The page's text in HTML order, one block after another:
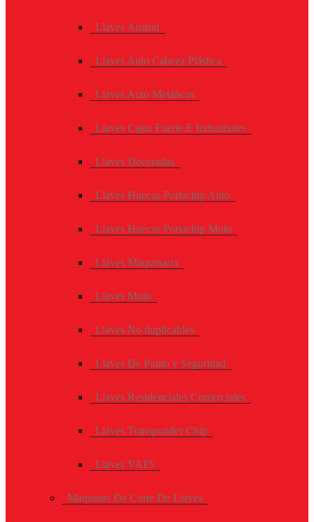
Llaves Austral
Llaves Auto Cabeza Plástica
Llaves Auto Metálicas
Llaves Cajas Fuerte E Industriales
Llaves Decoradas
Llaves Huecas Portachip Auto
Llaves Huecas Portachip Moto
Llaves Maquinaria
Llaves Moto
Llaves No duplicables
Llaves De Punto y Seguridad
Llaves Residenciales Comerciales
Llaves Transponder Chip
Llaves VATS
Maquinas De Corte De Llaves